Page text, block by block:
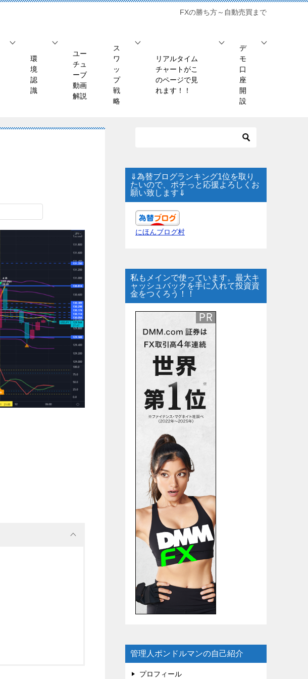
FXの勝ち方～自動売買まで
環
境
認
識
ユー
チュ
ーブ
動画
解説
ス
ワ
ッ
プ
戦
略
リアルタイム
チャートがこ
のページで見
れます！！
デ
モ
口
座
開
設
⇓為替ブログランキング1位を取り
たいので、ポチっと応援よろしくお
願い致します⇓
にほんブログ村
私もメインで使っています。最大キ
ャッシュバックを手に入れて投資資
金をつくろう！！
管理人ポンドルマンの自己紹介
プロフィール